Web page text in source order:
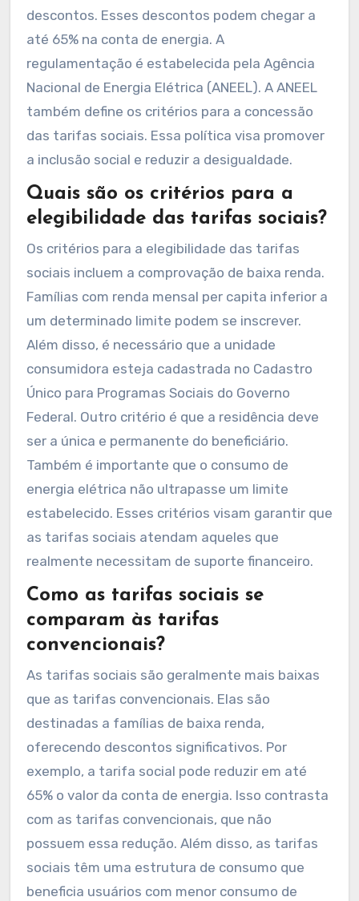
descontos. Esses descontos podem chegar a
até 65% na conta de energia. A
regulamentação é estabelecida pela Agência
Nacional de Energia Elétrica (ANEEL). A ANEEL
também define os critérios para a concessão
das tarifas sociais. Essa política visa promover
a inclusão social e reduzir a desigualdade.
Quais são os critérios para a
elegibilidade das tarifas sociais?
Os critérios para a elegibilidade das tarifas
sociais incluem a comprovação de baixa renda.
Famílias com renda mensal per capita inferior a
um determinado limite podem se inscrever.
Além disso, é necessário que a unidade
consumidora esteja cadastrada no Cadastro
Único para Programas Sociais do Governo
Federal. Outro critério é que a residência deve
ser a única e permanente do beneficiário.
Também é importante que o consumo de
energia elétrica não ultrapasse um limite
estabelecido. Esses critérios visam garantir que
as tarifas sociais atendam aqueles que
realmente necessitam de suporte financeiro.
Como as tarifas sociais se
comparam às tarifas
convencionais?
As tarifas sociais são geralmente mais baixas
que as tarifas convencionais. Elas são
destinadas a famílias de baixa renda,
oferecendo descontos significativos. Por
exemplo, a tarifa social pode reduzir em até
65% o valor da conta de energia. Isso contrasta
com as tarifas convencionais, que não
possuem essa redução. Além disso, as tarifas
sociais têm uma estrutura de consumo que
beneficia usuários com menor consumo de